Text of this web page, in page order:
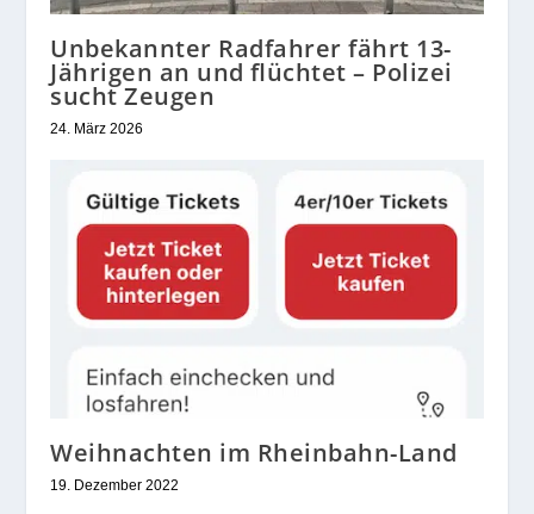
Unbekannter Radfahrer fährt 13-
Jährigen an und flüchtet – Polizei
sucht Zeugen
24. März 2026
Weihnachten im Rheinbahn-Land
19. Dezember 2022